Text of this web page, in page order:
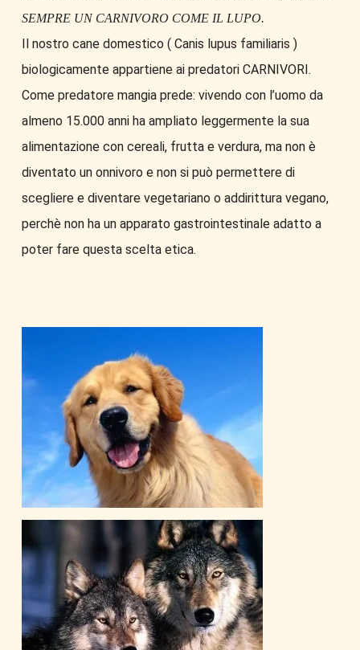
SEMPRE UN CARNIVORO COME IL LUPO.
Il nostro cane domestico ( Canis lupus familiaris )
biologicamente appartiene ai predatori CARNIVORI.
Come predatore mangia prede: vivendo con l’uomo da
almeno 15.000 anni ha ampliato leggermente la sua
alimentazione con cereali, frutta e verdura, ma non è
diventato un onnivoro e non si può permettere di
scegliere e diventare vegetariano o addirittura vegano,
perchè non ha un apparato gastrointestinale adatto a
poter fare questa scelta etica.